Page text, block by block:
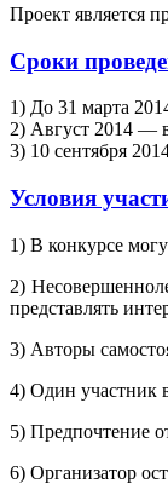
Проект является
Сроки
1) До 31 марта
2) Август 2014 —
3) 10 сентября
Условия
1) В конкурсе
2)
представлять
3) Авторы
4) Один участник
5) Предпочтение
6) Организатор